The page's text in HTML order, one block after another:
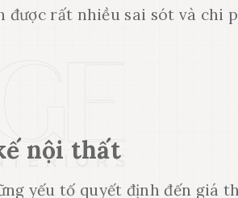
được rất nhiều sai sót và chi
nội thất
yếu tố quyết định đến giá